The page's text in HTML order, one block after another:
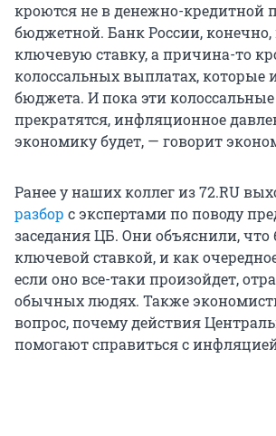
кроются не в денежно-кредитной
бюджетной. Банк России,
ключевую ставку, а причина-то
колоссальных выплатах, которые
бюджета. И пока эти
прекратятся, инфляционное
экономику будет, — говорит
Ранее у наших коллег из 72.RU
разбор с экспертами по поводу
заседания ЦБ. Они объяснили, что
ключевой ставкой, и как
если оно все-таки произойдет,
обычных людях. Также
вопрос, почему действия
помогают справиться с